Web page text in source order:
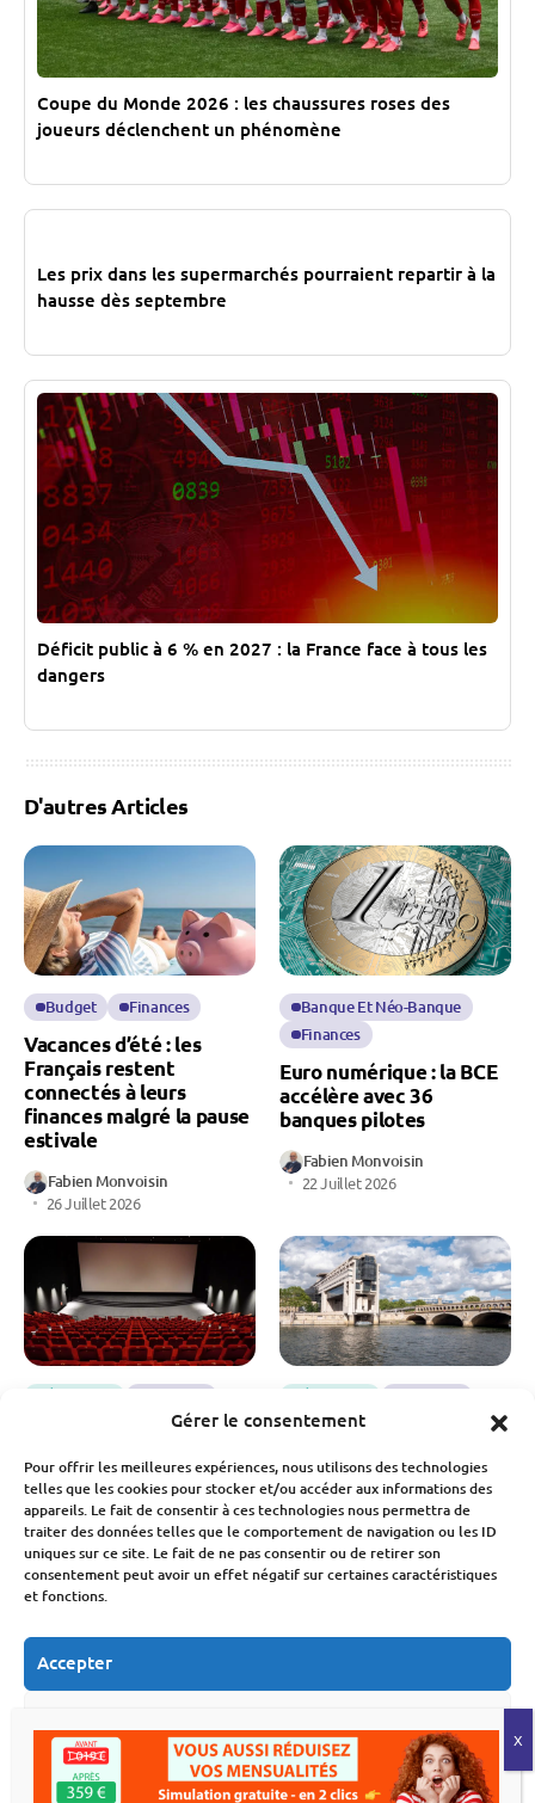
Gérer le consentement
Pour offrir les meilleures expériences, nous utilisons des technologies
telles que les cookies pour stocker et/ou accéder aux informations des
appareils. Le fait de consentir à ces technologies nous permettra de
traiter des données telles que le comportement de navigation ou les ID
uniques sur ce site. Le fait de ne pas consentir ou de retirer son
consentement peut avoir un effet négatif sur certaines caractéristiques
et fonctions.
Accepter
Voir les préférences
Coupe du Monde 2026 : les chaussures roses des
joueurs déclenchent un phénomène
Les prix dans les supermarchés pourraient repartir à la
hausse dès septembre
Déficit public à 6 % en 2027 : la France face à tous les
dangers
D'autres Articles
Budget Finances
Vacances d’été : les
Français restent
connectés à leurs
finances malgré la pause
estivale
Fabien Monvoisin
26 Juillet 2026
Banque Et Néo-Banque
Finances
Euro numérique : la BCE
accélère avec 36
banques pilotes
Fabien Monvoisin
22 Juillet 2026
fréquentation bondit de
14,6 % en juin
Fabien Monvoisin
18 Juillet 2026
Budget : les efforts
devront s’intensifier d’ici
2030 pour éviter la
faillite
Fabien Monvoisin
17 Juillet 2026